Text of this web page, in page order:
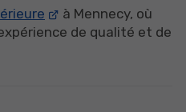
à Mennecy, où
de qualité et de